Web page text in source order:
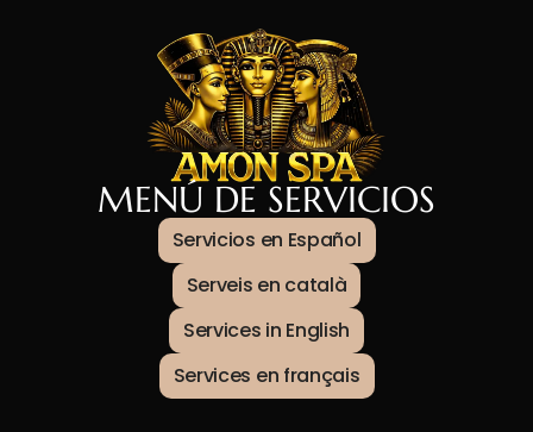
MENÚ DE SERVICIOS
Servicios en Español
Serveis en català
Services in English
Services en français